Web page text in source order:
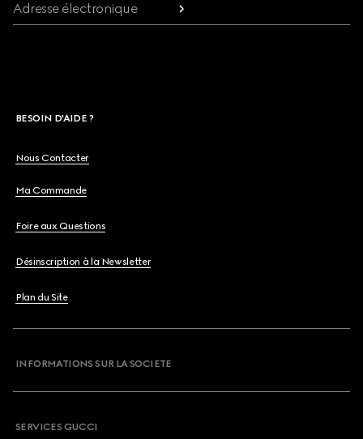
Adresse électronique
BESOIN D'AIDE ?
Nous Contacter
Ma Commande
Foire aux Questions
Désinscription à la Newsletter
Plan du Site
INFORMATIONS SUR LA SOCIETE
SERVICES GUCCI